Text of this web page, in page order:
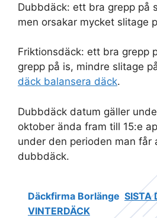
Dubbdäck: ett bra grepp på
men orsakar mycket slitage
Friktionsdäck: ett bra grepp
grepp på is, mindre slitage
däck balansera däck.
Dubbdäck datum gäller
oktober ända fram till 15:e
under den perioden man får
dubbdäck.
Däckfirma Borlänge SISTA
VINTERDÄCK